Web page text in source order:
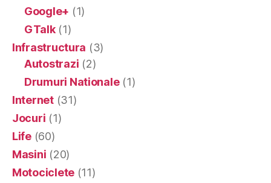
Google+ (1)
GTalk(1)
Infrastructura (3)
Autostrazi (2)
Drumuri Nationale(1)
Internet(31)
Jocuri (1)
Life(60)
Masini (20)
Motociclete (11)